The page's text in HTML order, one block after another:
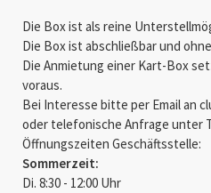
Die Box ist als reine
Die Box ist abschließbar und
Die Anmietung einer Kart-Box
voraus.
Bei Interesse bitte per Email an
oder telefonische Anfrage unter
Öffnungszeiten Geschäftsstelle:
Sommerzeit:
Di. 8:30 - 12:00 Uhr